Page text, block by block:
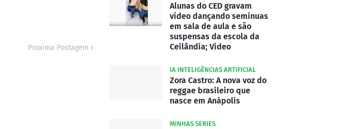
Proxima Postagem
Alunas do CED gravam
vídeo dançando seminuas
em sala de aula e são
suspensas da escola da
Ceilândia; Video
IA INTELIGÊNCIAS ARTIFICIAL
Zora Castro: A nova voz do
reggae brasileiro que
nasce em Anápolis
MINHAS SERIES